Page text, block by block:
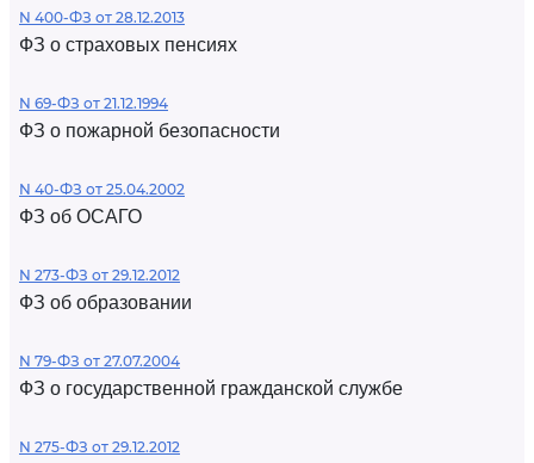
N 400-ФЗ от 28.12.2013
ФЗ о страховых пенсиях
N 69-ФЗ от 21.12.1994
ФЗ о пожарной безопасности
N 40-ФЗ от 25.04.2002
ФЗ об ОСАГО
N 273-ФЗ от 29.12.2012
ФЗ об образовании
N 79-ФЗ от 27.07.2004
ФЗ о государственной гражданской службе
N 275-ФЗ от 29.12.2012